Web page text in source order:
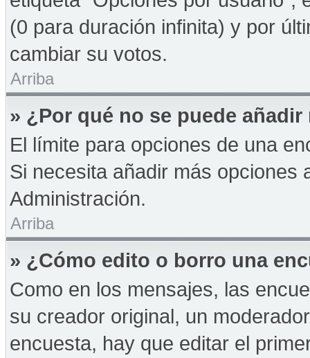
(0 para duración infinita) y por
cambiar su votos.
Arriba
» ¿Por qué no se puede
El límite para opciones de una
Si necesita añadir más opciones
Administración.
Arriba
» ¿Cómo edito o borro una
Como en los mensajes, las
su creador original, un
encuesta, hay que editar el